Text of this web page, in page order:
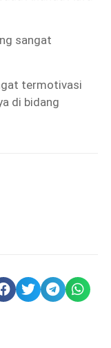
sangat
termotivasi
di bidang